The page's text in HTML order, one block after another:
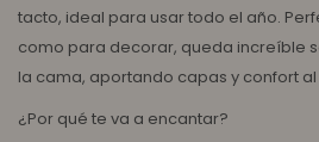
tacto, ideal para usar todo el año.
como para decorar, queda increíble
la cama, aportando capas y confort
¿Por qué te va a encantar?